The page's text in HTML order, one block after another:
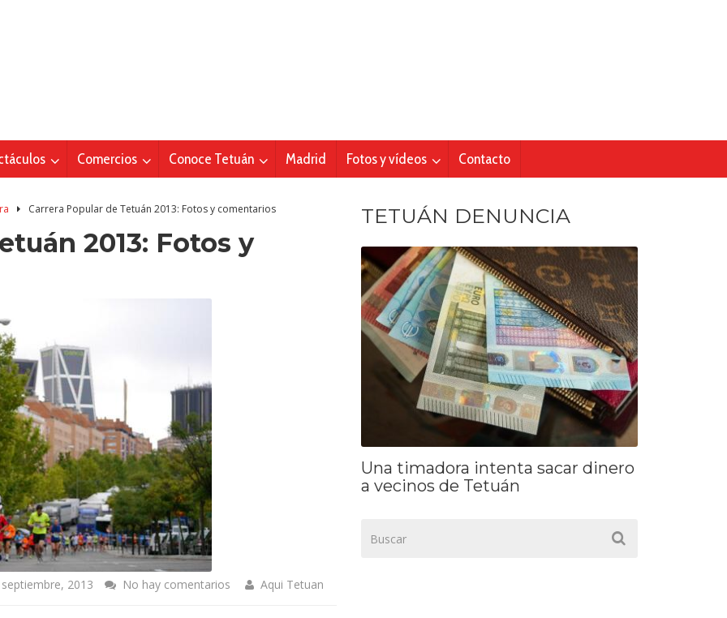
Comercios Conoce Tetuán Madrid Fotos y vídeos Contacto
Carrera Popular de Tetuán 2013: Fotos y comentarios
2013: Fotos y
2013 No hay comentarios Aqui Tetuan
TETUÁN DENUNCIA
Una timadora intenta sacar dinero
a vecinos de Tetuán